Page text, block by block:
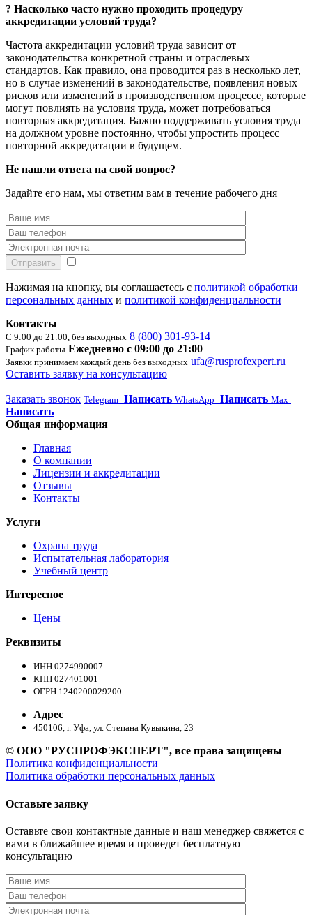
? Насколько часто нужно проходить процедуру
аккредитации условий труда?
Частота аккредитации условий труда зависит от
законодательства конкретной страны и отраслевых
стандартов. Как правило, она проводится раз в несколько лет,
но в случае изменений в законодательстве, появления новых
рисков или изменений в производственном процессе, которые
могут повлиять на условия труда, может потребоваться
повторная аккредитация. Важно поддерживать условия труда
на должном уровне постоянно, чтобы упростить процесс
повторной аккредитации в будущем.
Не нашли ответа на свой вопрос?
Задайте его нам, мы ответим вам в течение рабочего дня
Отправить
Нажимая на кнопку, вы соглашаетесь с политикой обработки
персональных данных и политикой конфиденциальности
Контакты
С 9:00 до 21:00, без выходных 8 (800) 301-93-14
График работы Ежедневно с 09:00 до 21:00
Заявки принимаем каждый день без выходных ufa@rusprofexpert.ru
Оставить заявку на консультацию
Заказать звонок Telegram Написать WhatsApp Написать Max
Написать
Общая информация
Главная
О компании
Лицензии и аккредитации
Отзывы
Контакты
Услуги
Охрана труда
Испытательная лаборатория
Учебный центр
Интересное
Цены
Реквизиты
ИНН 0274990007
КПП 027401001
ОГРН 1240200029200
Адрес
450106, г. Уфа, ул. Степана Кувыкина, 23
© ООО "РУСПРОФЭКСПЕРТ", все права защищены
Политика конфиденциальности
Политика обработки персональных данных
Оставьте заявку
Оставьте свои контактные данные и наш менеджер свяжется с
вами в ближайшее время и проведет бесплатную
консультацию